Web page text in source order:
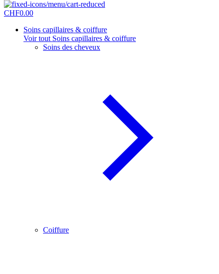
CHF0.00
Soins capillaires & coiffure
Voir tout Soins capillaires & coiffure
Soins des cheveux
Coiffure